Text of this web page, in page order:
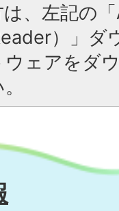
、左記の
）」ダ
ェアをダ